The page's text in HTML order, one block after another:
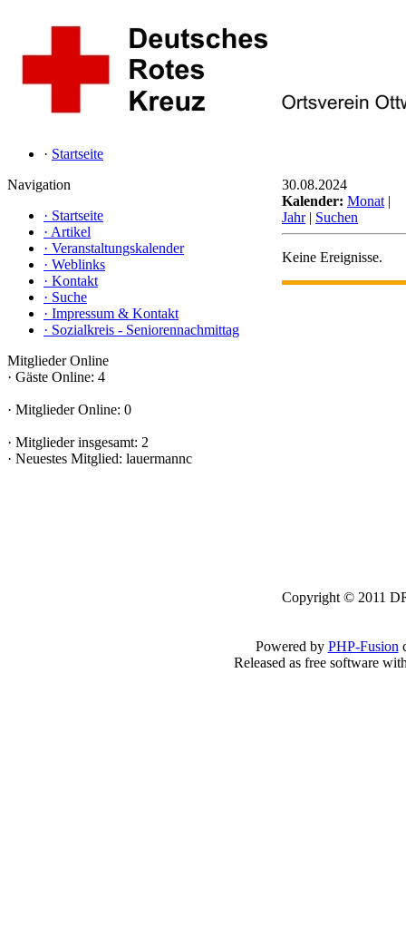
· Startseite
Navigation
· Startseite
· Artikel
· Veranstaltungskalender
· Weblinks
· Kontakt
· Suche
· Impressum & Kontakt
· Sozialkreis - Seniorennachmittag
Mitglieder Online
· Gäste Online: 4
· Mitglieder Online: 0
· Mitglieder insgesamt: 2
· Neuestes Mitglied: lauermannc
30.08.2024
Kalender: Monat |
Jahr| Suchen
Keine Ereignisse.
Copyright © 2011
Powered by PHP-Fusion
Released as free software